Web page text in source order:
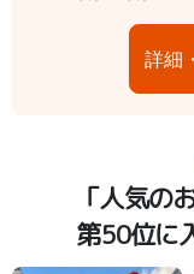
詳細
「人気の
第50位に